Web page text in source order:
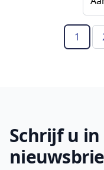
1
Schrijf u